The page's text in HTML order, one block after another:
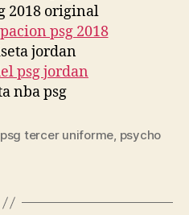
psg tercer uniforme, psycho